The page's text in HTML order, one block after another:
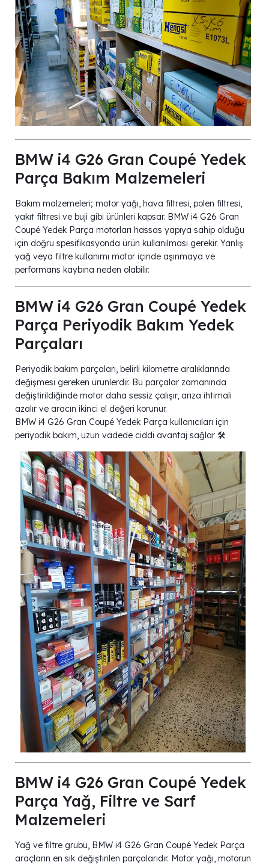
BMW i4 G26 Gran Coupé Yedek
Parça Bakım Malzemeleri
Bakım malzemeleri; motor yağı, hava filtresi, polen filtresi,
yakıt filtresi ve buji gibi ürünleri kapsar. BMW i4 G26 Gran
Coupé Yedek Parça motorları hassas yapıya sahip olduğu
için doğru spesifikasyonda ürün kullanılması gerekir. Yanlış
yağ veya filtre kullanımı motor içinde aşınmaya ve
performans kaybına neden olabilir.
BMW i4 G26 Gran Coupé Yedek
Parça Periyodik Bakım Yedek
Parçaları
Periyodik bakım parçaları, belirli kilometre aralıklarında
değişmesi gereken ürünlerdir. Bu parçalar zamanında
değiştirildiğinde motor daha sessiz çalışır, arıza ihtimali
azalır ve aracın ikinci el değeri korunur.
BMW i4 G26 Gran Coupé Yedek Parça kullanıcıları için
periyodik bakım, uzun vadede ciddi avantaj sağlar 🛠️
BMW i4 G26 Gran Coupé Yedek
Parça Yağ, Filtre ve Sarf
Malzemeleri
Yağ ve filtre grubu, BMW i4 G26 Gran Coupé Yedek Parça
araçların en sık değiştirilen parçalarıdır. Motor yağı, motorun